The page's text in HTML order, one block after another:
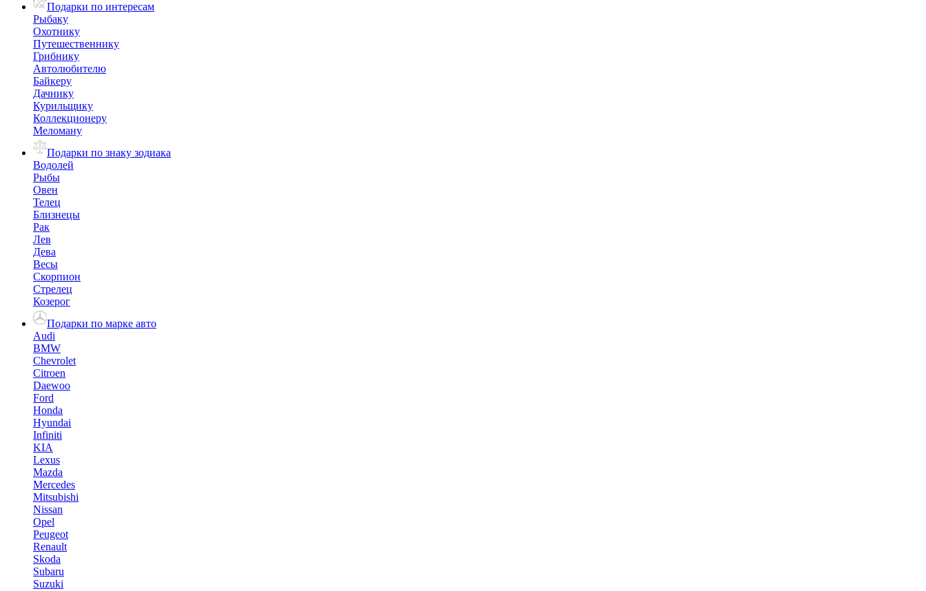
Подарки по интересам
Рыбаку
Охотнику
Путешественнику
Грибнику
Автолюбителю
Байкеру
Дачнику
Курильщику
Коллекционеру
Меломану
Подарки по знаку зодиака
Водолей
Рыбы
Овен
Телец
Близнецы
Рак
Лев
Дева
Весы
Скорпион
Стрелец
Козерог
Подарки по марке авто
Audi
BMW
Chevrolet
Citroen
Daewoo
Ford
Honda
Hyundai
Infiniti
KIA
Lexus
Mazda
Mercedes
Mitsubishi
Nissan
Opel
Peugeot
Renault
Skoda
Subaru
Suzuki